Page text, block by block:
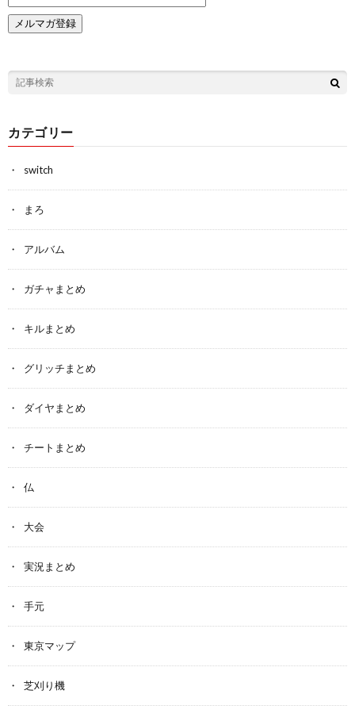
カテゴリー
switch
まろ
アルバム
ガチャまとめ
キルまとめ
グリッチまとめ
ダイヤまとめ
チートまとめ
仏
大会
実況まとめ
手元
東京マップ
芝刈り機